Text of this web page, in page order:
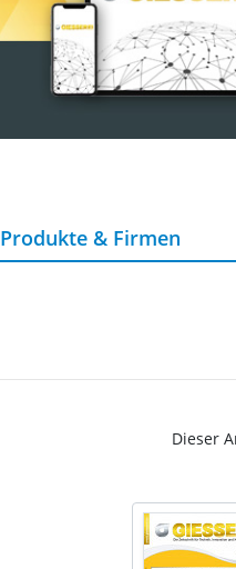
Produkte & Firmen
Dieser